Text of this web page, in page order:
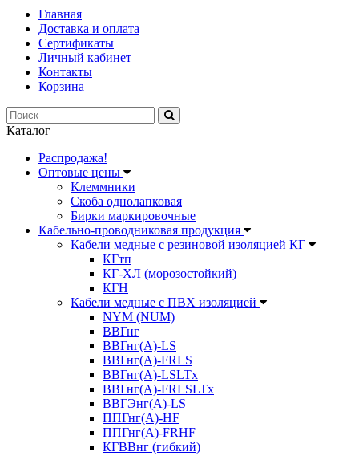
Главная
Доставка и оплата
Сертификаты
Личный кабинет
Контакты
Корзина
Каталог
Распродажа!
Оптовые цены
Клеммники
Скоба однолапковая
Бирки маркировочные
Кабельно-проводниковая продукция
Кабели медные с резиновой изоляцией КГ
КГтп
КГ-ХЛ (морозостойкий)
КГН
Кабели медные с ПВХ изоляцией
NYM (NUM)
ВВГнг
ВВГнг(А)-LS
ВВГнг(А)-FRLS
ВВГнг(A)-LSLTx
ВВГнг(A)-FRLSLTx
ВВГЭнг(А)-LS
ППГнг(А)-HF
ППГнг(А)-FRHF
КГВВнг (гибкий)